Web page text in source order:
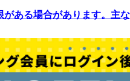
ある場合があります。主